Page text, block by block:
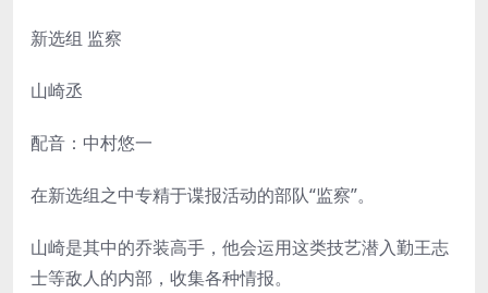
新选组 监察
山崎丞
配音：中村悠一
在新选组之中专精于谍报活动的部队“监察”。
山崎是其中的乔装高手，他会运用这类技艺潜入勤王志
士等敌人的内部，收集各种情报。